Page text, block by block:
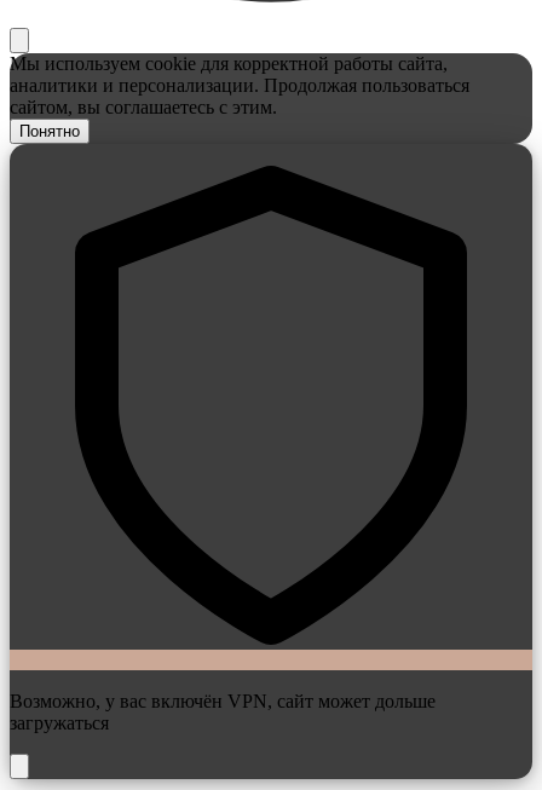
Мы используем cookie для корректной работы сайта,
аналитики и персонализации. Продолжая пользоваться
сайтом, вы соглашаетесь с этим.
Понятно
Возможно, у вас включён VPN, сайт может дольше
загружаться